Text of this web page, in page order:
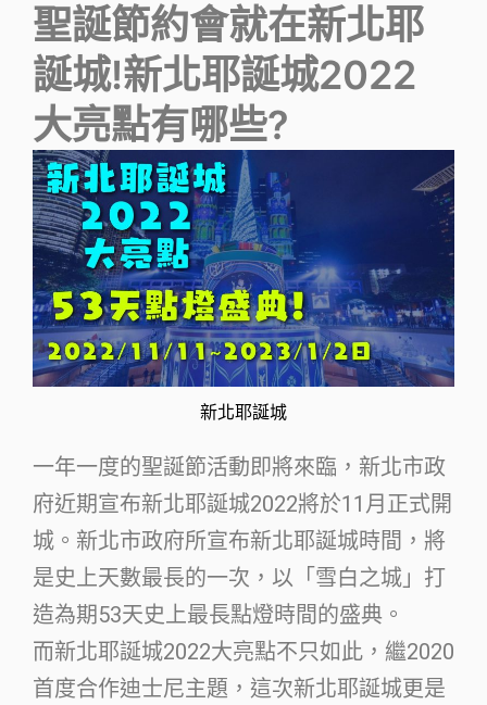
聖誕節約會就在新北耶
誕城!新北耶誕城2022
大亮點有哪些?
新北耶誕城
一年一度的聖誕節活動即將來臨，新北市政
府近期宣布新北耶誕城2022將於11月正式開
城。新北市政府所宣布新北耶誕城時間，將
是史上天數最長的一次，以「雪白之城」打
造為期53天史上最長點燈時間的盛典。
而新北耶誕城2022大亮點不只如此，繼2020
首度合作迪士尼主題，這次新北耶誕城更是